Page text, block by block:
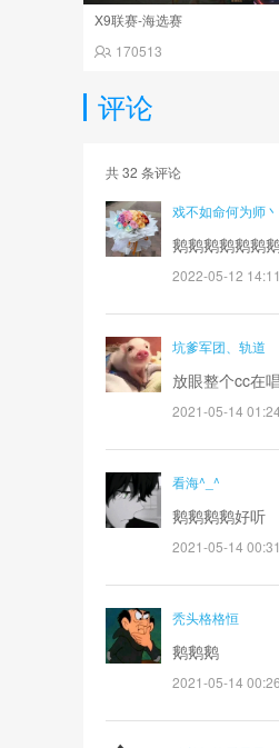
X9联赛-海选赛
170513
评论
共32 条评论
戏不如命何为师丶
鹅鹅鹅鹅鹅鹅
2022-05-12
坑爹军团、轨道
放眼整个cc在
2021-05-14
看海^_^
鹅鹅鹅鹅好听
2021-05-14
秃头格格恒
鹅鹅鹅
2021-05-14